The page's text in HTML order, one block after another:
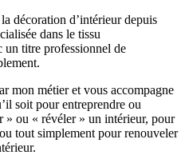
décoration d’intérieur depuis
dans le tissu
un titre professionnel de
mon métier et vous accompagne
soit pour entreprendre ou
ou « révéler » un intérieur, pour
tout simplement pour renouveler